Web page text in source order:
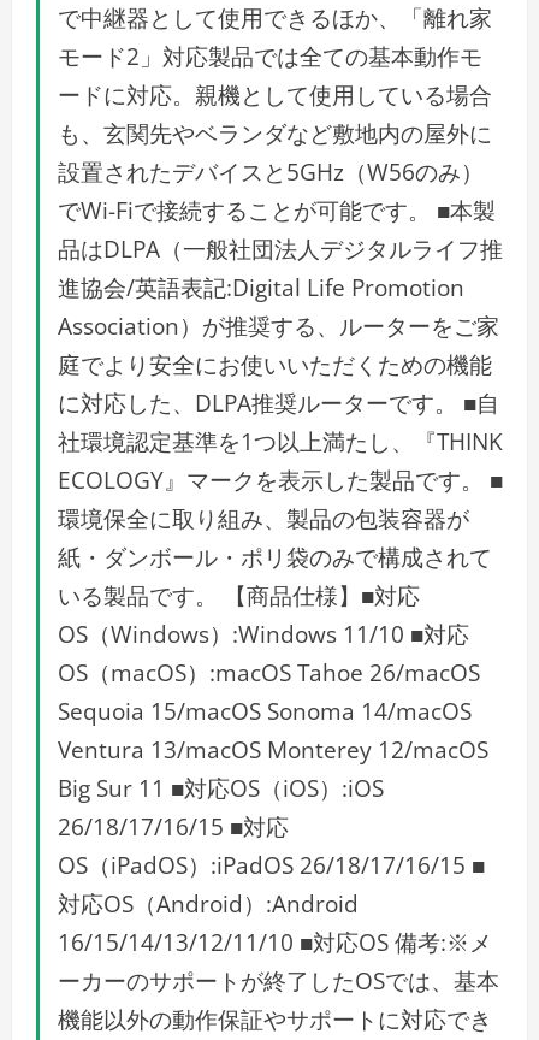
で中継器として使用できるほか、「離れ家
モード2」対応製品では全ての基本動作モ
ードに対応。親機として使用している場合
も、玄関先やベランダなど敷地内の屋外に
設置されたデバイスと5GHz（W56のみ）
でWi-Fiで接続することが可能です。 ■本製
品はDLPA（一般社団法人デジタルライフ推
進協会/英語表記:Digital Life Promotion
Association）が推奨する、ルーターをご家
庭でより安全にお使いいただくための機能
に対応した、DLPA推奨ルーターです。 ■自
社環境認定基準を1つ以上満たし、『THINK
ECOLOGY』マークを表示した製品です。 ■
環境保全に取り組み、製品の包装容器が
紙・ダンボール・ポリ袋のみで構成されて
いる製品です。 【商品仕様】■対応
OS（Windows）:Windows 11/10 ■対応
OS（macOS）:macOS Tahoe 26/macOS
Sequoia 15/macOS Sonoma 14/macOS
Ventura 13/macOS Monterey 12/macOS
Big Sur 11 ■対応OS（iOS）:iOS
26/18/17/16/15 ■対応
OS（iPadOS）:iPadOS 26/18/17/16/15 ■
対応OS（Android）:Android
16/15/14/13/12/11/10 ■対応OS 備考:※メ
ーカーのサポートが終了したOSでは、基本
機能以外の動作保証やサポートに対応でき